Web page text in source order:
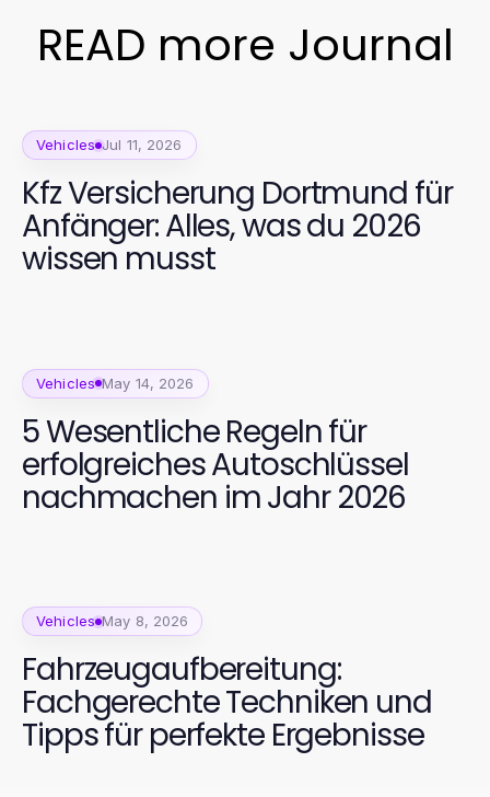
READ more Journal
Vehicles Jul 11, 2026
Kfz Versicherung Dortmund für
Anfänger: Alles, was du 2026
wissen musst
Vehicles May 14, 2026
5 Wesentliche Regeln für
erfolgreiches Autoschlüssel
nachmachen im Jahr 2026
Vehicles May 8, 2026
Fahrzeugaufbereitung:
Fachgerechte Techniken und
Tipps für perfekte Ergebnisse